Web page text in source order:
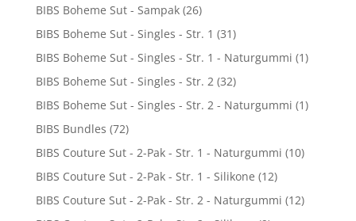
BIBS Boheme Sut - Sampak (26)
BIBS Boheme Sut - Singles - Str. 1 (31)
BIBS Boheme Sut - Singles - Str. 1 - Naturgummi (1)
BIBS Boheme Sut - Singles - Str. 2 (32)
BIBS Boheme Sut - Singles - Str. 2 - Naturgummi (1)
BIBS Bundles (72)
BIBS Couture Sut - 2-Pak - Str. 1 - Naturgummi (10)
BIBS Couture Sut - 2-Pak - Str. 1 - Silikone (12)
BIBS Couture Sut - 2-Pak - Str. 2 - Naturgummi (12)